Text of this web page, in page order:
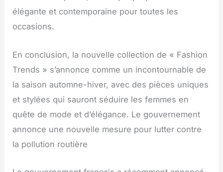
élégante et contemporaine pour toutes les
occasions.
En conclusion, la nouvelle collection de « Fashion
Trends » s’annonce comme un incontournable de
la saison automne-hiver, avec des pièces uniques
et stylées qui sauront séduire les femmes en
quête de mode et d’élégance. Le gouvernement
annonce une nouvelle mesure pour lutter contre
la pollution routière